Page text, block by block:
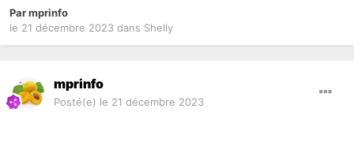
Parmprinfo
le 21 décembre 2023 dans Shelly
mprinfo
Posté(e) le 21 décembre 2023